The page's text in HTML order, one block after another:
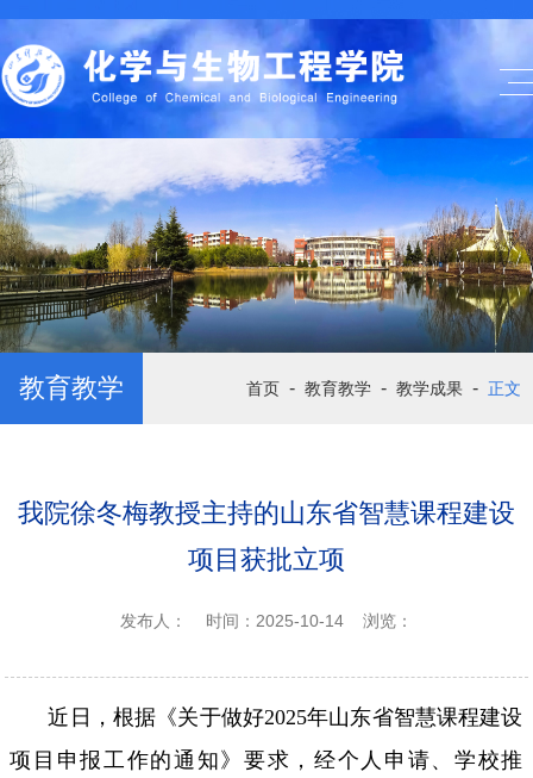
教育教学 首页 - 教育教学 - 教学成果 - 正文
我院徐冬梅教授主持的山东省智慧课程建设
项目获批立项
发布人： 时间：2025-10-14 浏览：
近日，根据《关于做好2025年山东省智慧课程建设
项目申报工作的通知》要求，经个人申请、学校推